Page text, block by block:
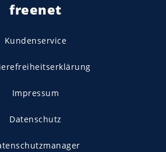
freenet
Kundenservice
Impressum
Datenschutz